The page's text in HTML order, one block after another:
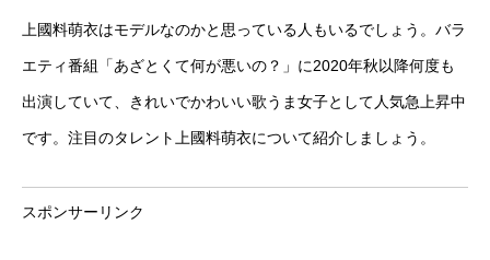
上國料萌衣はモデルなのかと思っている人もいるでしょう。バラ
エティ番組「あざとくて何が悪いの？」に2020年秋以降何度も
出演していて、きれいでかわいい歌うま女子として人気急上昇中
です。注目のタレント上國料萌衣について紹介しましょう。
スポンサーリンク